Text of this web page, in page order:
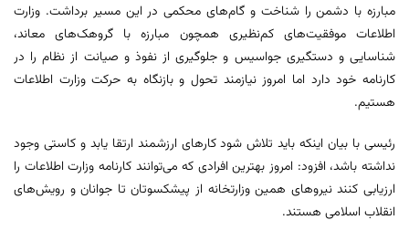
مبارزه با دشمن را شناخت و گام‌های محکمی در این مسیر برداشت. وزارت
اطلاعات موفقیت‌های کم‌نظیری همچون مبارزه با گروهک‌های معاند،
شناسایی و دستگیری جواسیس و جلوگیری از نفوذ و صیانت از نظام را در
کارنامه خود دارد اما امروز نیازمند تحول و بازنگاه به حرکت وزارت اطلاعات
هستیم.
رئیسی با بیان اینکه باید تلاش شود کارهای ارزشمند ارتقا یابد و کاستی وجود
نداشته باشد، افزود: امروز بهترین افرادی که می‌توانند کارنامه وزارت اطلاعات را
ارزیابی کنند نیروهای همین وزارتخانه از پیشکسوتان تا جوانان و رویش‌های
انقلاب اسلامی هستند.